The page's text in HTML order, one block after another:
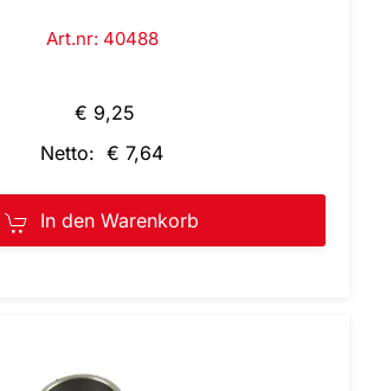
Art.nr: 40488
€ 9,25
Netto: € 7,64
In den Warenkorb